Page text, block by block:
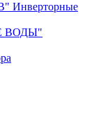
ВОДЫ"